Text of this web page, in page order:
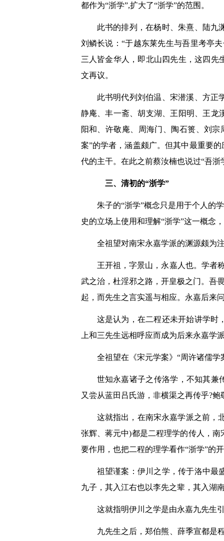
都作为“浙学”,扩大了“浙学”的范围。
此书的排列，在杨时、朱熹、陆九
刘鳞长说：“于越东莱先生与吾里考亭
三人皆金华人，即北山四先生，这四
文再议。
此书明代列刘伯温、宋潜溪、方正
静庵、丰一斋、胡支湖、王阳明、王龙
阳和、许敬庵、周海门、陶石篑、刘
案”的学者，涵盖颇广。但其中最重要
代的主干。在此之前蔡汝楠也说过“吾
三、清初的“浙学”
朱子的“浙学”概念只是用于个人的
史的立场上使用和理解“浙学”这一概念
全祖望对南宋永嘉学派的渊源颇为
王开祖，字景山，永嘉人也。学
武之治，杜淫邪之路，开皇极之门。吾
起，而先生之言实遥与相应。永嘉后来
这是认为，在二程还未开始讲学时
上和三先生远相呼应而成为后来永嘉学
全祖望在《宋元学案》“周许诸儒学
世知永嘉诸子之传洛学，不知其兼
又尝从蓝田吕氏游，非横渠之再传乎?
这就指出，在南宋永嘉学派之前，
张辉、蒋元中)都是二程理学的传人，
要作用，也把二程的理学看作“浙学”的
祖望谨案：伊川之学，传于洛中最
九子，其入江右也以李先之辈，其入湖
这就指明伊川之学是由永嘉九先生
九先生之后，郑伯熊、薛季宣都是